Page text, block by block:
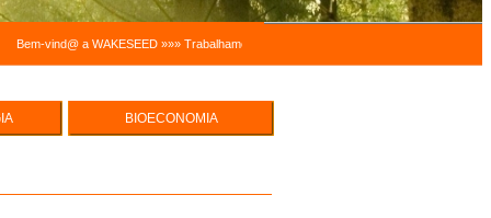
Bem-vind@ a WAKESEED »»» Trabalhamos para facilitar a sustentabilidade pessoal e
BIOECONOMIA
INTEGRADOS E SISTÉMICOS